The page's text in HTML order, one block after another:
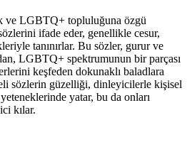
ve LGBTQ+ topluluğuna özgü
ifade eder, genellikle cesur,
tanınırlar. Bu sözler, gurur ve
LGBTQ+ spektrumunun bir parçası
keşfeden dokunaklı baladlara
sözlerin güzelliği, dinleyicilerle kişisel
yatar, bu da onları
kılar.